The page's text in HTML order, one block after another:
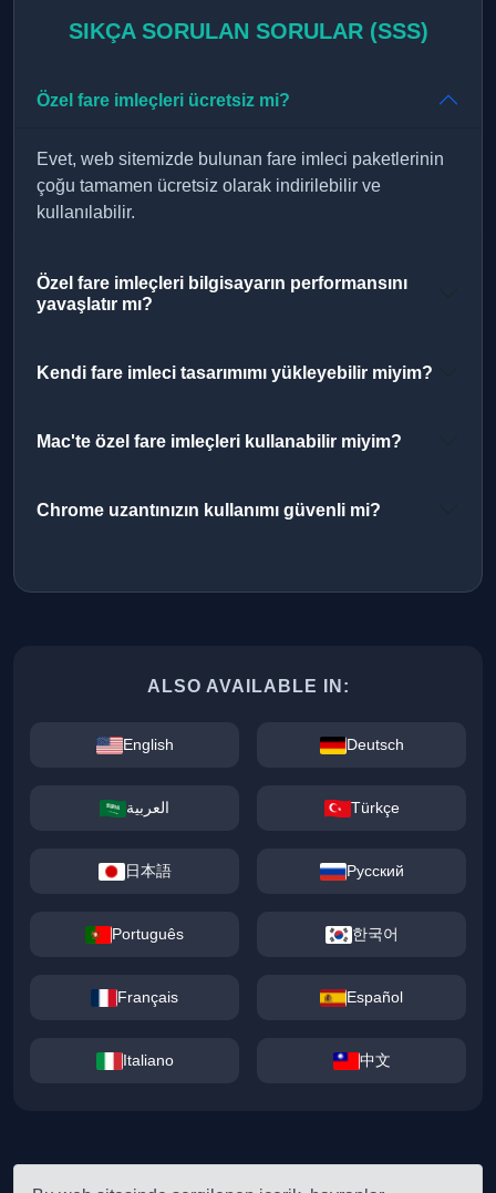
SIKÇA SORULAN SORULAR (SSS)
Özel fare imleçleri ücretsiz mi?
Evet, web sitemizde bulunan fare imleci paketlerinin
çoğu tamamen ücretsiz olarak indirilebilir ve
kullanılabilir.
Özel fare imleçleri bilgisayarın performansını
yavaşlatır mı?
Kendi fare imleci tasarımımı yükleyebilir miyim?
Mac'te özel fare imleçleri kullanabilir miyim?
Chrome uzantınızın kullanımı güvenli mi?
ALSO AVAILABLE IN:
English Deutsch
العربية Türkçe
日本語 Русский
Português 한국어
Français Español
Italiano 中文